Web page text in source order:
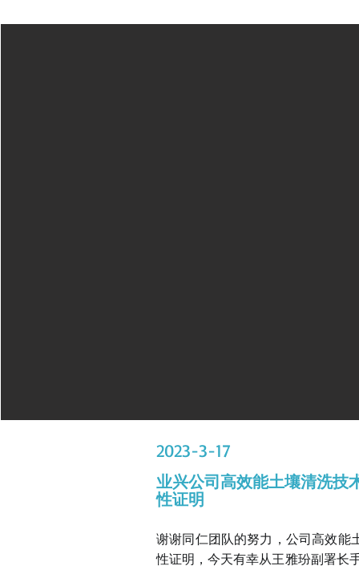
2023-3-17
业兴公司高效能土壤清洗技
性证明
谢谢同仁团队的努力，公司高效能
性证明，今天有幸从王雅玢副署长